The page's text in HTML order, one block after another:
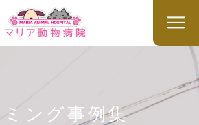
ミング事例集